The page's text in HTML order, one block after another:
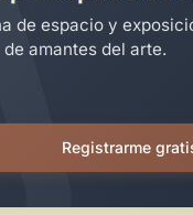
de espacio y
amantes del arte.
Registrarme